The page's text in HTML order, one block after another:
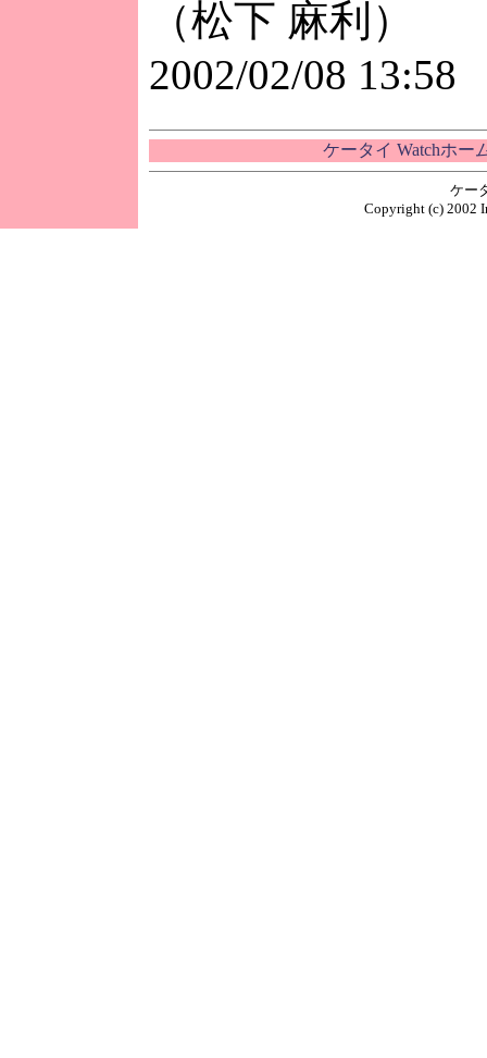
（松下 麻利）
2002/02/08 13:58
ケータイ Watchホー
ケー
Copyright (c) 2002